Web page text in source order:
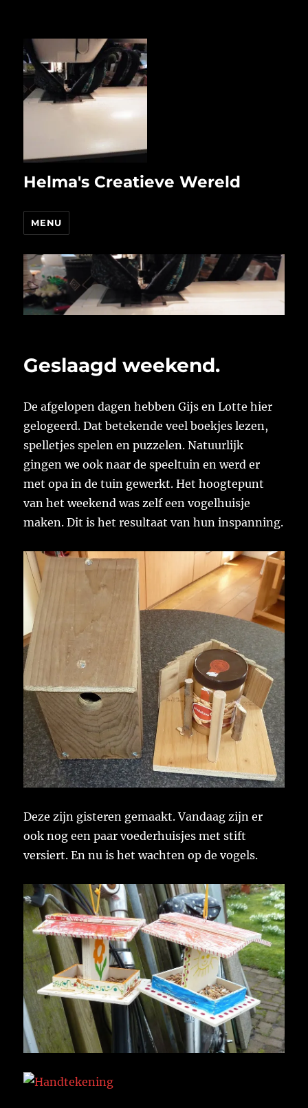
Helma's Creatieve Wereld
MENU
Geslaagd weekend.
De afgelopen dagen hebben Gijs en Lotte hier
gelogeerd. Dat betekende veel boekjes lezen,
spelletjes spelen en puzzelen. Natuurlijk
gingen we ook naar de speeltuin en werd er
met opa in de tuin gewerkt. Het hoogtepunt
van het weekend was zelf een vogelhuisje
maken. Dit is het resultaat van hun inspanning.
Deze zijn gisteren gemaakt. Vandaag zijn er
ook nog een paar voederhuisjes met stift
versiert. En nu is het wachten op de vogels.